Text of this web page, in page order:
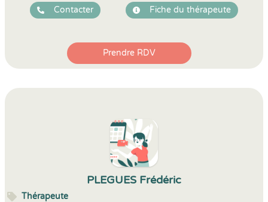
Contacter Fiche du thérapeute
Prendre RDV
PLEGUES Frédéric
Thérapeute